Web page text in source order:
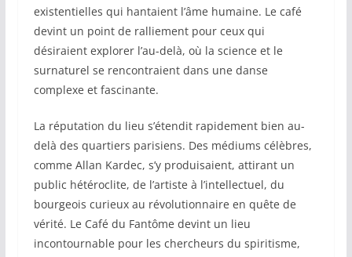
existentielles qui hantaient l’âme humaine. Le café
devint un point de ralliement pour ceux qui
désiraient explorer l’au-delà, où la science et le
surnaturel se rencontraient dans une danse
complexe et fascinante.
La réputation du lieu s’étendit rapidement bien au-
delà des quartiers parisiens. Des médiums célèbres,
comme Allan Kardec, s’y produisaient, attirant un
public hétéroclite, de l’artiste à l’intellectuel, du
bourgeois curieux au révolutionnaire en quête de
vérité. Le Café du Fantôme devint un lieu
incontournable pour les chercheurs du spiritisme,